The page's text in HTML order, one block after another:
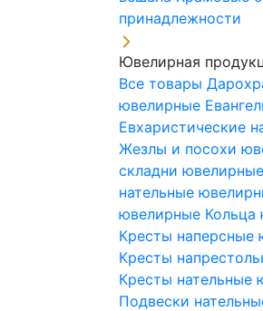
принадлежности
Ювелирная
Все товары
ювелирные
Евхаристические
Жезлы и посохи
складни ювелирные
нательные
ювелирные Кольца
Кресты наперсные
Кресты
Кресты нательные
Подвески